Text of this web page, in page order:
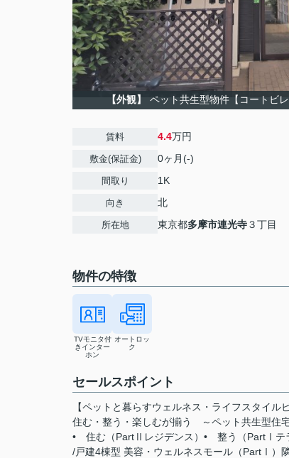
【外観】 ペット共生型物件【コートビ
賃料 4.4万円
敷金(保証金) 0ヶ月(-)
間取り 1K
向き 北
所在地 東京都多摩市連光寺３丁目
物件の特徴
TVモニタ付
きインター
ホン
オートロッ
ク
セールスポイント
【ペットと暮らすウェルネス・ライフスタイル
住む・整う・楽しむが揃う ～ペット共生型住
• 住む（PartⅡレジデンス）• 整う（PartⅠテ
/戸建4棟型 美容・ウェルネスモール（PartⅠ）